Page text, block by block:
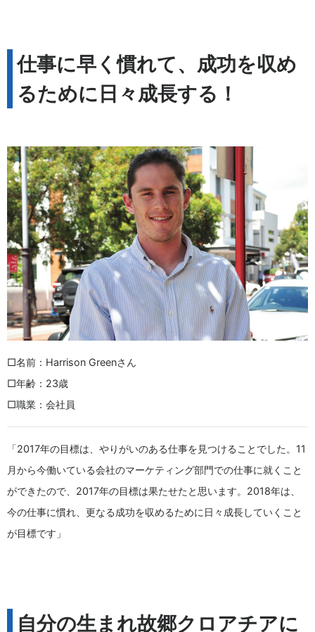
仕事に早く慣れて、成功を収め
るために日々成長する！
□名前：Harrison Greenさん
□年齢：23歳
□職業：会社員
「2017年の目標は、やりがいのある仕事を見つけることでした。11
月から今働いている会社のマーケティング部門での仕事に就くこと
ができたので、2017年の目標は果たせたと思います。2018年は、
今の仕事に慣れ、更なる成功を収めるために日々成長していくこと
が目標です」
自分の生まれ故郷クロアチアに